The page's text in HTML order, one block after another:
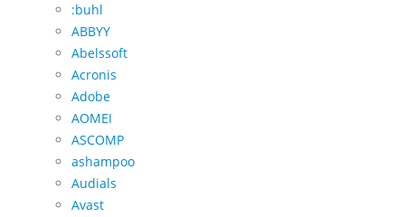
:buhl
ABBYY
Abelssoft
Acronis
Adobe
AOMEI
ASCOMP
ashampoo
Audials
Avast